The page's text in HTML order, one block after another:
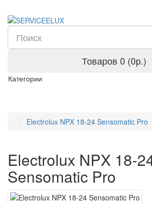
Товаров 0 (0р.)
Категории
Electrolux NPX 18-24 Sensomatic Pro
Electrolux NPX 18-
Sensomatic Pro